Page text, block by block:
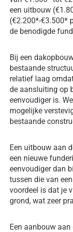
een uitbouw
(€2.200*-€3.500*
de benodigde
Bij een
bestaande
relatief laag
de aansluiting op
eenvoudiger is.
mogelijke
bestaande
Een uitbouw aan
een nieuwe
eenvoudiger dan
tussen die van
voordeel is dat je
grond, wat zeer
Een aanbouw